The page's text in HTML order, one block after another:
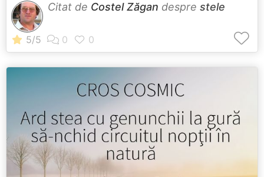
Citat de Costel Zăgan despre stele